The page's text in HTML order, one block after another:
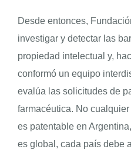
Desde entonces,
investigar y detectar las
propiedad intelectual y,
conformó un equipo
evalúa las solicitudes de
farmacéutica. No
es patentable en
es global, cada país debe